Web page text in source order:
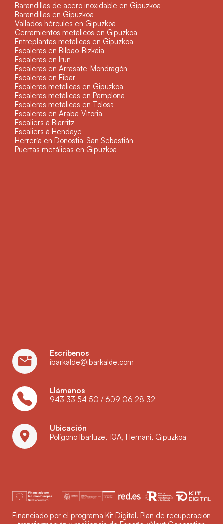
Barandillas de acero inoxidable en Gipuzkoa
Barandillas en Gipuzkoa
Vallados hércules en Gipuzkoa
Cerramientos metálicos en Gipuzkoa
Entreplantas metálicas en Gipuzkoa
Escaleras en Bilbao-Bizkaia
Escaleras en Irun
Escaleras en Arrasate-Mondragón
Escaleras en Eibar
Escaleras metálicas en Gipuzkoa
Escaleras metálicas en Pamplona
Escaleras metálicas en Tolosa
Escaleras en Araba-Vitoria
Escaliers á Biarritz
Escaliers á Hendaye
Herrería en Donostia-San Sebastián
Puertas metálicas en Gipuzkoa
Escríbenos
ibarkalde@ibarkalde.com
Llámanos
943 33 54 50 / 609 06 28 32
Ubicación
Polígono Ibarluze, 10A, Hernani, Gipuzkoa
Financiado por el programa Kit Digital. Plan de recuperación